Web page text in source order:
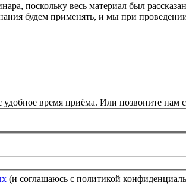
поскольку весь материал был
будем применять, и мы при
время приёма. Или позвоните
(и соглашаюсь с политикой